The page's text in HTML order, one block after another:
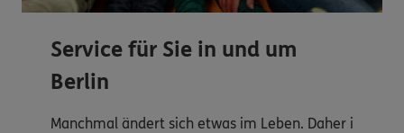
Service für Sie in und um
Berlin
Manchmal ändert sich etwas im Leben. Daher i